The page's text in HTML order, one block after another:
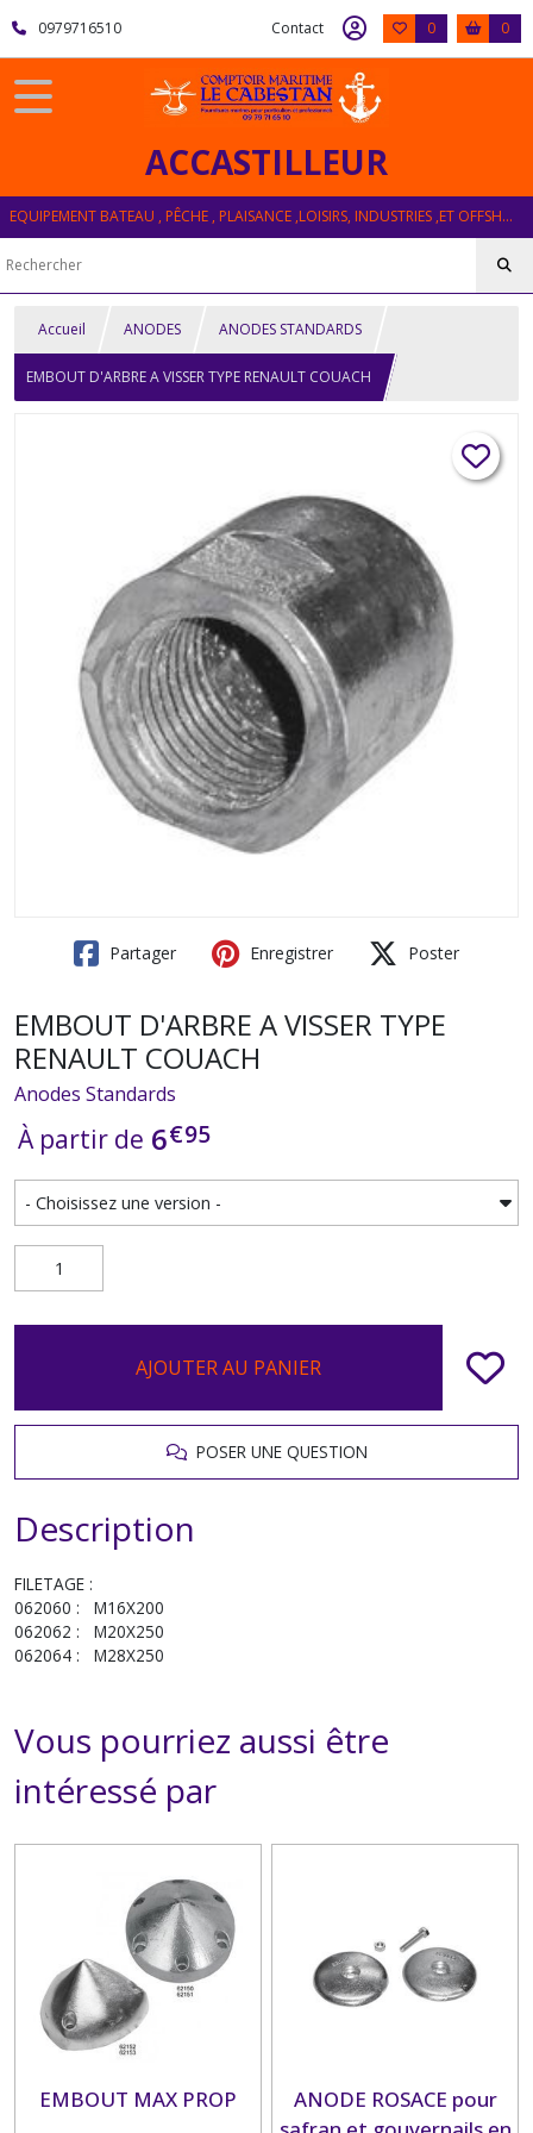
0979716510 Contact 0 0
ACCASTILLEUR
EQUIPEMENT BATEAU , PÊCHE , PLAISANCE ,LOISIRS, INDUSTRIES ,ET OFFSHORE
Accueil ANODES ANODES STANDARDS
EMBOUT D'ARBRE A VISSER TYPE RENAULT COUACH
Partager Enregistrer Poster
EMBOUT D'ARBRE A VISSER TYPE
RENAULT COUACH
Anodes Standards
À partir de 6€95
AJOUTER AU PANIER
POSER UNE QUESTION
Description
FILETAGE :
062060 : M16X200
062062 : M20X250
062064 : M28X250
Vous pourriez aussi être
intéressé par
EMBOUT MAX PROP
ANODE ROSACE pour